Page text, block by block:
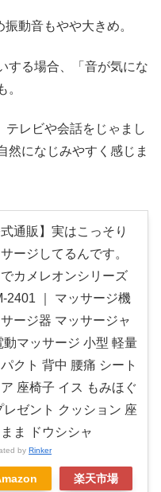
動音もやや大きめ。
する場合、「音が気にな
テレビや会話をじゃまし
然になじみやすく感じま
式通販】実はこっそり
ージしてるんです。
でカメレオンシリーズ
2401 ｜ マッサージ機
ージ器 マッサージャ
動マッサージ 小型 軽量
クト 背中 腰痛 シート
座椅子 イス もみほぐ
レゼント クッション 座
ま ドウシシャ
by Rinker
楽天市場